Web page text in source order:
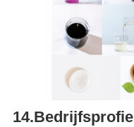
14.Bedrijfsprofiel